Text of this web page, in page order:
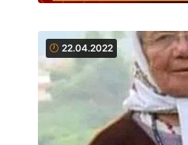
22.04.2022